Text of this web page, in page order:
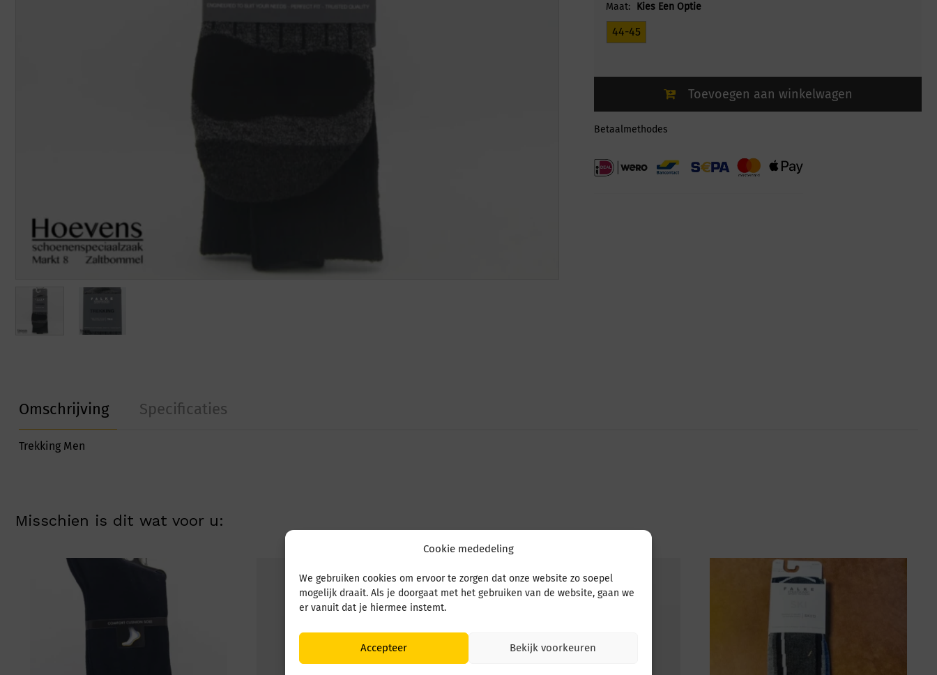
Cookie mededeling
We gebruiken cookies om ervoor te zorgen dat onze website zo soepel
mogelijk draait. Als je doorgaat met het gebruiken van de website, gaan we
er vanuit dat je hiermee instemt.
Accepteer Bekijk voorkeuren
Maat: Kies Een Optie
44-45
Toevoegen aan winkelwagen
Betaalmethodes
Omschrijving Specificaties
Trekking Men
Misschien is dit wat voor u: